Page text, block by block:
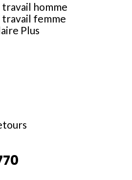
homme
femme
Plus